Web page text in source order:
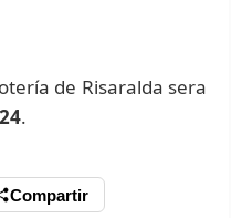
de Risaralda sera
.
Compartir